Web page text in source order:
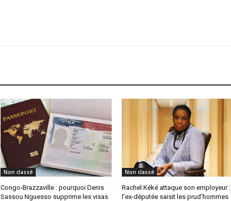
Non classé
Congo-Brazzaville : pourquoi Denis
Sassou Nguesso supprime les visas
Non classé
Rachel Kéké attaque son employeur :
l’ex-députée saisit les prud’hommes